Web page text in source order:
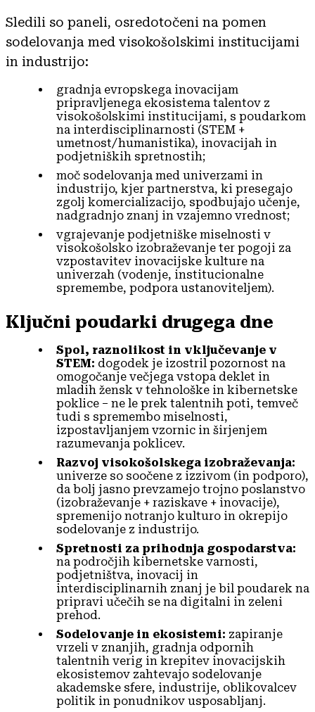
Sledili so paneli, osredotočeni na pomen
sodelovanja med visokošolskimi institucijami
in industrijo:
gradnja evropskega inovacijam
pripravljenega ekosistema talentov z
visokošolskimi institucijami, s poudarkom
na interdisciplinarnosti (STEM +
umetnost/humanistika), inovacijah in
podjetniških spretnostih;
moč sodelovanja med univerzami in
industrijo, kjer partnerstva, ki presegajo
zgolj komercializacijo, spodbujajo učenje,
nadgradnjo znanj in vzajemno vrednost;
vgrajevanje podjetniške miselnosti v
visokošolsko izobraževanje ter pogoji za
vzpostavitev inovacijske kulture na
univerzah (vodenje, institucionalne
spremembe, podpora ustanoviteljem).
Ključni poudarki drugega dne
Spol, raznolikost in vključevanje v
STEM: dogodek je izostril pozornost na
omogočanje večjega vstopa deklet in
mladih žensk v tehnološke in kibernetske
poklice – ne le prek talentnih poti, temveč
tudi s spremembo miselnosti,
izpostavljanjem vzornic in širjenjem
razumevanja poklicev.
Razvoj visokošolskega izobraževanja:
univerze so soočene z izzivom (in podporo),
da bolj jasno prevzamejo trojno poslanstvo
(izobraževanje + raziskave + inovacije),
spremenijo notranjo kulturo in okrepijo
sodelovanje z industrijo.
Spretnosti za prihodnja gospodarstva:
na področjih kibernetske varnosti,
podjetništva, inovacij in
interdisciplinarnih znanj je bil poudarek na
pripravi učečih se na digitalni in zeleni
prehod.
Sodelovanje in ekosistemi: zapiranje
vrzeli v znanjih, gradnja odpornih
talentnih verig in krepitev inovacijskih
ekosistemov zahtevajo sodelovanje
akademske sfere, industrije, oblikovalcev
politik in ponudnikov usposabljanj.